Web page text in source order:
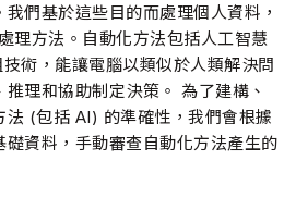
們基於這些目的而處理個人資料，
理方法。自動化方法包括人工智慧
術，能讓電腦以類似於人類解決問
理和協助制定決策。 為了建構、
法 (包括 AI) 的準確性，我們會根據
資料，手動審查自動化方法產生的